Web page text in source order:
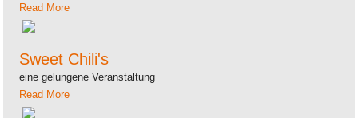
Read More
Sweet Chili's
eine gelungene Veranstaltung
Read More